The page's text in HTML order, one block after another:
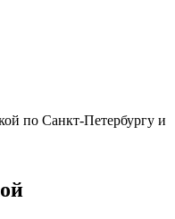
по Санкт-Петербургу и